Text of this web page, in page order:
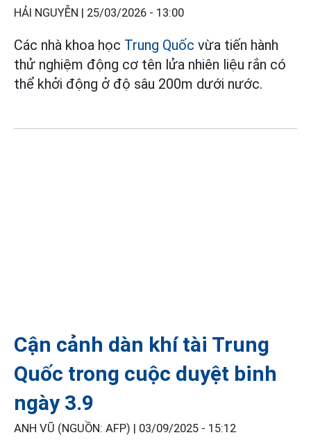
HẢI NGUYỄN | 25/03/2026 - 13:00
Các nhà khoa học Trung Quốc vừa tiến hành
thử nghiệm động cơ tên lửa nhiên liệu rắn có
thể khởi động ở độ sâu 200m dưới nước.
Cận cảnh dàn khí tài Trung
Quốc trong cuộc duyệt binh
ngày 3.9
ANH VŨ (NGUỒN: AFP) | 03/09/2025 - 15:12